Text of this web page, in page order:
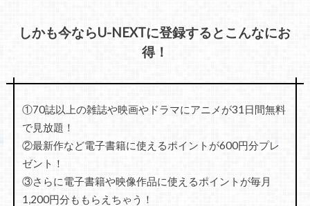
しかも今ならU-NEXTに登録するとこんなにお
得！
①70誌以上の雑誌や映画やドラマにアニメが31日間無料
で見放題！
②最新作など電子書籍に使えるポイントが600円分プレ
ゼント！
③さらに電子書籍や映像作品に使えるポイントが毎月
1,200円分ももらえちゃう！